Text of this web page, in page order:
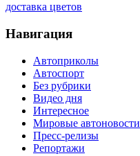
доставка цветов
Навигация
Автоприколы
Автоспорт
Без рубрики
Видео дня
Интересное
Мировые автоновости
Пресс-релизы
Репортажи